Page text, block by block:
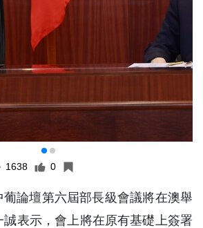
1638 0
論壇第六屆部長級會議將在澳舉
表示，會上將在原有基礎上簽署